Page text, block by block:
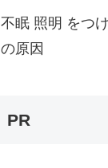
不眠 照明 をつ
の原因
PR